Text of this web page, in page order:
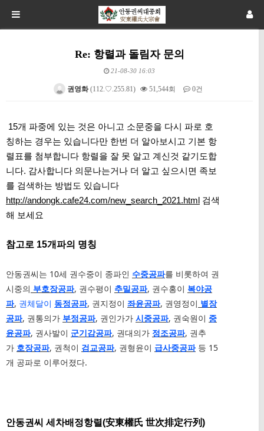
Re: 항렬과 돌림자 문의
21-08-30 16:03
권영화(112.♡.255.81) 51,544회 0건
15개 파중에 있는 것은 아니고 소문중을 다시 파로 호
칭하는 경우는 있습니다만 한번 더 알아보시고 기본 항
렬표를 첨부합니다 항렬을 잘 못 알고 계신것 같기도합
니다. 감사합니다 의문나는거나 더 알고 싶으시면 족보
를 검색하는 방법도 있습니다
http://andongk.cafe24.com/new_search_2021.html 검색
해 보세요
참고로 15개파의 명칭
안동권씨는 10세 권수중이 종파인 수중공파를 비롯하여 권
시중의 부호장공파, 권수평이 추밀공파, 권수홍이 복야공
파, 권체달이 동정공파, 권지정이 좌윤공파, 권영정이 별장
공파, 권통의가 부정공파, 권인가가 시중공파, 권숙원이 중
윤공파, 권사발이 군기감공파, 권대의가 정조공파, 권추
가 호장공파, 권척이 검교공파, 권형윤이 급사중공파 등 15
개 공파로 이루어졌다.
안동권씨 세차배정항렬(安東權氏 世次排定行列)